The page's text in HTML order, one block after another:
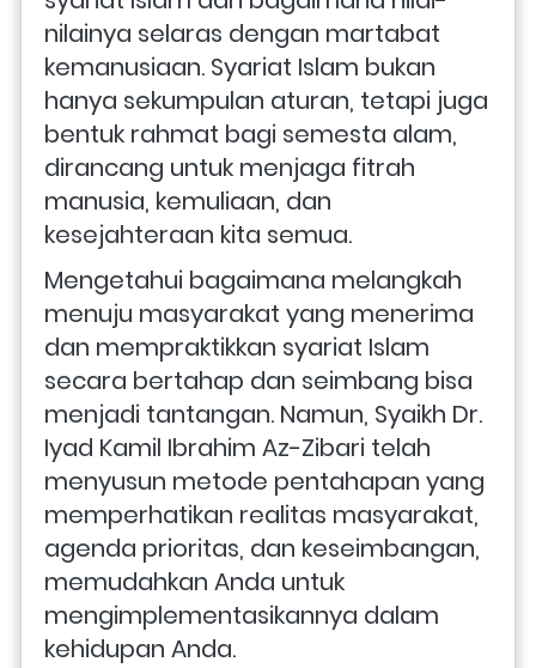
nilainya selaras dengan martabat
kemanusiaan. Syariat Islam bukan
hanya sekumpulan aturan, tetapi juga
bentuk rahmat bagi semesta alam,
dirancang untuk menjaga fitrah
manusia, kemuliaan, dan
kesejahteraan kita semua.
Mengetahui bagaimana melangkah
menuju masyarakat yang menerima
dan mempraktikkan syariat Islam
secara bertahap dan seimbang bisa
menjadi tantangan. Namun, Syaikh Dr.
Iyad Kamil Ibrahim Az-Zibari telah
menyusun metode pentahapan yang
memperhatikan realitas masyarakat,
agenda prioritas, dan keseimbangan,
memudahkan Anda untuk
mengimplementasikannya dalam
kehidupan Anda.